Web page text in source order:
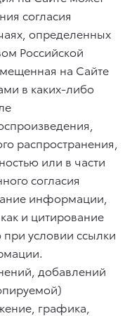
согласия
определенных
Российской
на Сайте
в каких-либо
распространения,
или в части
согласия
информации,
и цитирование
при условии ссылки
добавлений
графика,